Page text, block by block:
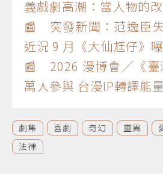
義戲劇高潮：當人物的
📰 突發新聞：范逸臣
近況 9 月《大仙尪仔》
📰 2026 漫博會／《臺
萬人參與 台漫IP轉譯能
劇集 喜劇 奇幻 靈異
法律